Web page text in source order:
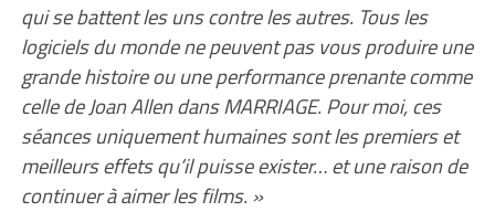
qui se battent les uns contre les autres. Tous les
logiciels du monde ne peuvent pas vous produire une
grande histoire ou une performance prenante comme
celle de Joan Allen dans MARRIAGE. Pour moi,ces
séances uniquement humaines sont les premiers et
meilleurs effets qu’il puisse exister… et une raison de
continuer à aimer les films. »